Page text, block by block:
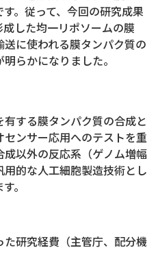
。従って、今回の研究成果
した均一リポソームの膜
に使われる膜タンパク質の
らかになりました。
する膜タンパク質の合成と
ンサー応用へのテストを重
以外の反応系（ゲノム増幅
的な人工細胞製造技術とし
。
研究経費（主管庁、配分機